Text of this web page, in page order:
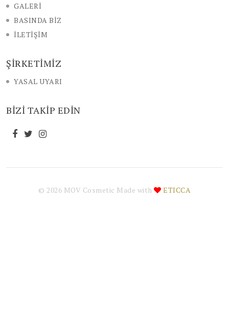
GALERİ
BASINDA BİZ
İLETİŞİM
ŞİRKETİMİZ
YASAL UYARI
BİZİ TAKİP EDİN
© 2026 MOV Cosmetic Made with ETICCA